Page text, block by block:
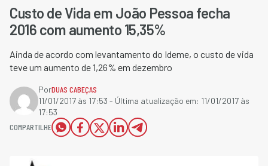
Custo de Vida em João Pessoa fecha
2016 com aumento 15,35%
Ainda de acordo com levantamento do Ideme, o custo de vida
teve um aumento de 1,26% em dezembro
PorDUAS CABEÇAS
11/01/2017 às 17:53 - Última atualização em: 11/01/2017 às
17:53
COMPARTILHE